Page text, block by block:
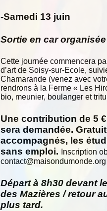
-Samedi 13 juin
Sortie en car
Cette journée commencera
d’art de Soisy-sur-Ecole,
Chamarande (venez avec
rendrons à la Ferme « Les
bio, meunier, boulanger et
Une contribution de 5
sera demandée.
accompagnés, les
sans emploi.
Inscription
contact@
Départ à 8h30 devant
des Mazières / retour
plus tard.